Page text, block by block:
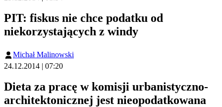
PIT: fiskus nie chce podatku od
niekorzystających z windy
Michał Malinowski
24.12.2014 | 07:20
Dieta za pracę w komisji urbanistyczno-
architektonicznej jest nieopodatkowana